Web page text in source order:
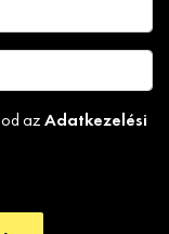
az Adatkezelési